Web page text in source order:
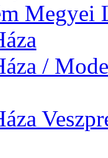
Megyei
/